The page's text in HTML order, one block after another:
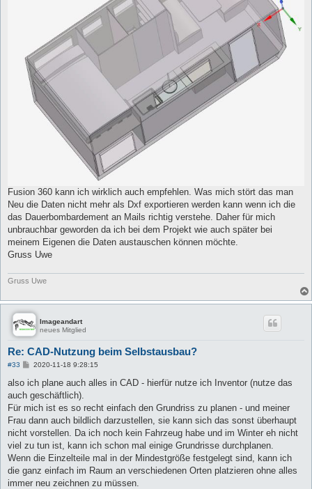
Fusion 360 kann ich wirklich auch empfehlen. Was mich stört das man
Neu die Daten nicht mehr als Dxf exportieren werden kann wenn ich die
das Dauerbombardement an Mails richtig verstehe. Daher für mich
unbrauchbar geworden da ich bei dem Projekt wie auch später bei
meinem Eigenen die Daten austauschen können möchte.
Gruss Uwe
Gruss Uwe
Imageandart
neues Mitglied
Re: CAD-Nutzung beim Selbstausbau?
#33
B
i
r
a
2020-11-18 9:28:15
also ich plane auch alles in CAD - hierfür nutze ich Inventor (nutze das
auch geschäftlich).
Für mich ist es so recht einfach den Grundriss zu planen - und meiner
Frau dann auch bildlich darzustellen, sie kann sich das sonst überhaupt
nicht vorstellen. Da ich noch kein Fahrzeug habe und im Winter eh nicht
viel zu tun ist, kann ich schon mal einige Grundrisse durchplanen.
Wenn die Einzelteile mal in der Mindestgröße festgelegt sind, kann ich
die ganz einfach im Raum an verschiedenen Orten platzieren ohne alles
immer neu zeichnen zu müssen.